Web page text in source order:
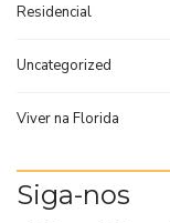
Residencial
Uncategorized
Viver na Florida
Siga-nos